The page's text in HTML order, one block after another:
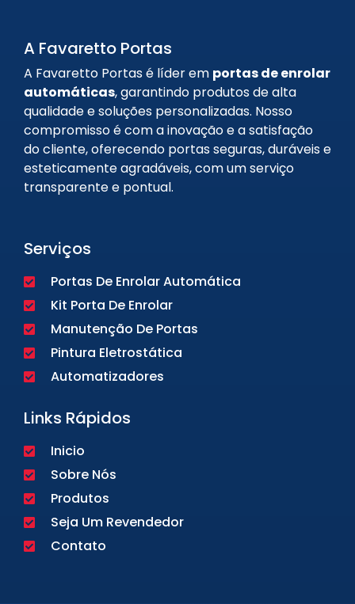
A Favaretto Portas
A Favaretto Portas é líder em portas de enrolar
automáticas, garantindo produtos de alta
qualidade e soluções personalizadas. Nosso
compromisso é com a inovação e a satisfação
do cliente, oferecendo portas seguras, duráveis e
esteticamente agradáveis, com um serviço
transparente e pontual.
Serviços
Portas De Enrolar Automática
Kit Porta De Enrolar
Manutenção De Portas
Pintura Eletrostática
Automatizadores
Links Rápidos
Inicio
Sobre Nós
Produtos
Seja Um Revendedor
Contato